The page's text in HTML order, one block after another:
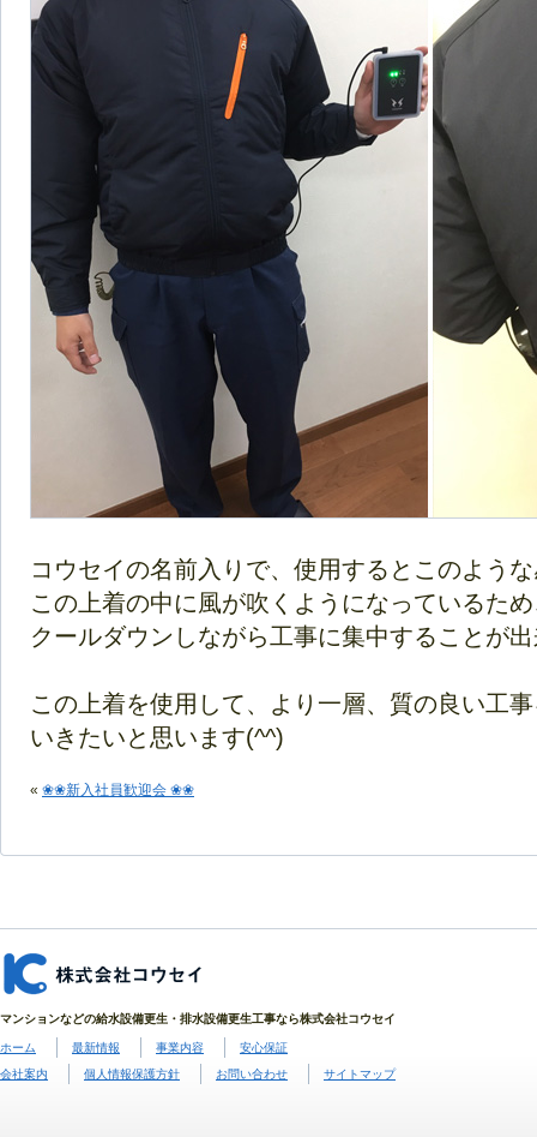
コウセイの名前入りで、使用するとこのよう
この上着の中に風が吹くようになっているた
クールダウンしながら工事に集中することが
この上着を使用して、より一層、質の良い工
いきたいと思います(^^)
« ❀❀新入社員歓迎会 ❀❀
マンションなどの給水設備更生・排水設備更生工事なら株式会社コウセイ
ホーム 最新情報 事業内容
安心保証
会社案内
個人情報保護方針 お問い合わせ サイトマップ